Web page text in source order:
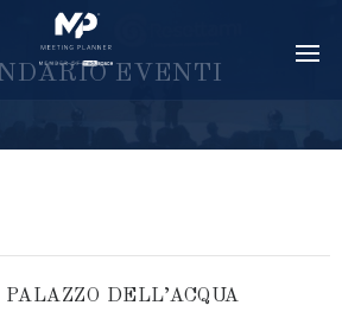
DARIO E VEN TI
DELL’ACQUA